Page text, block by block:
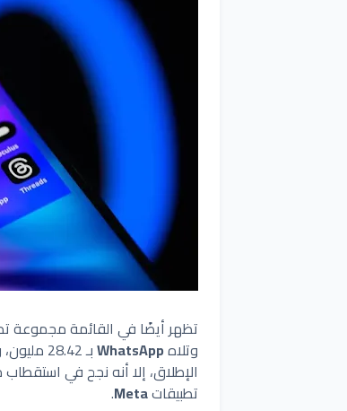
تظهر أيضًا في القائمة مجموعة
وتلاهWhatsAppبـ 28.42 مليون، و
الإطلاق، إلا أنه نجح في
تطبيقاتMeta
.